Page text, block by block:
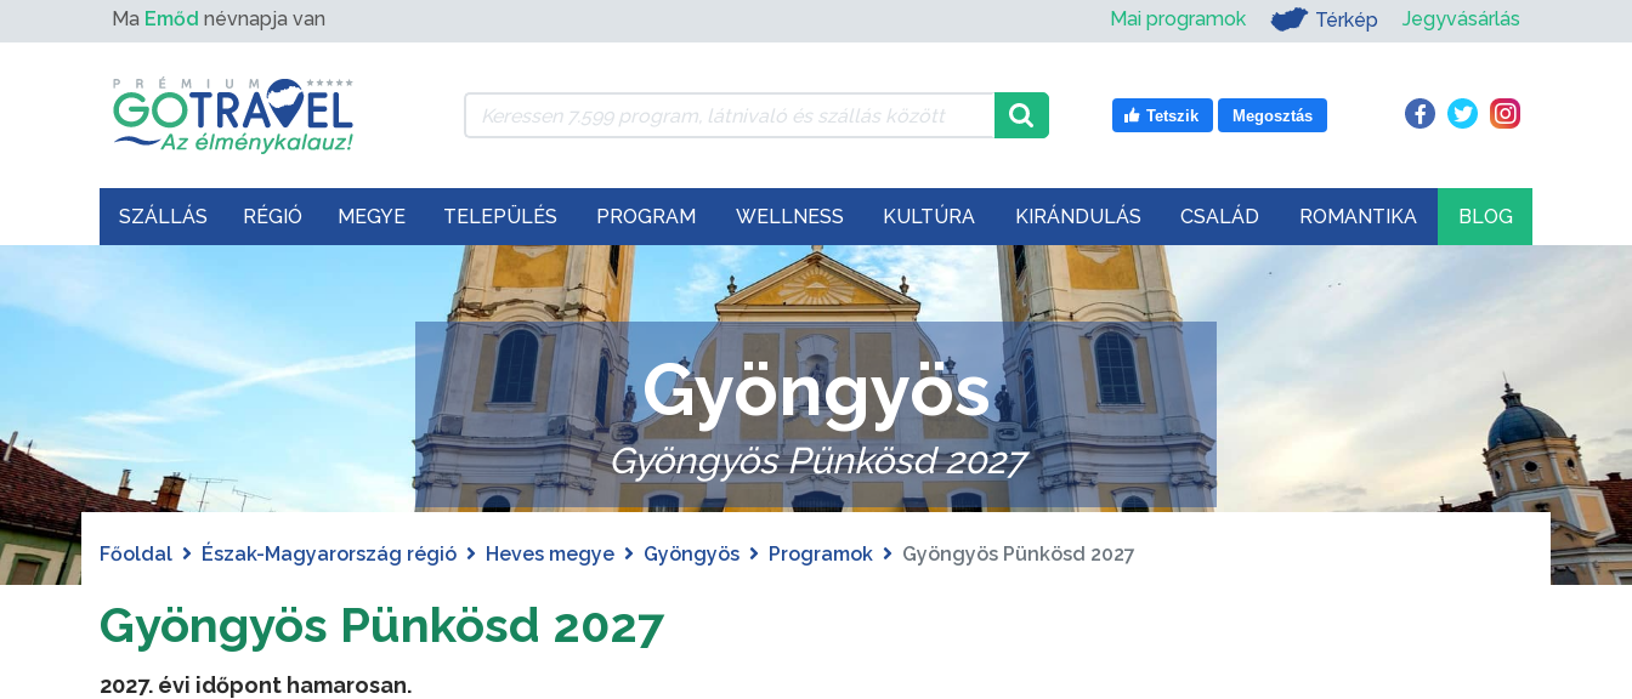
Ma Emőd névnapja van Mai programok Térkép Jegyvásárlás
Tetszik Megosztás
SZÁLLÁS RÉGIÓ MEGYE TELEPÜLÉS PROGRAM WELLNESS KULTÚRA KIRÁNDULÁS CSALÁD ROMANTIKA BLOG
Gyöngyös
Gyöngyös Pünkösd 2027
Főoldal Észak-Magyarország régió Heves megye Gyöngyös Programok Gyöngyös Pünkösd 2027
Gyöngyös Pünkösd 2027
2027. évi időpont hamarosan.